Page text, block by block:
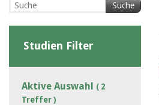
Suche
Studien Filter
Aktive Auswahl ( 2
Treffer )